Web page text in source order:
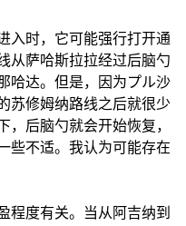
入时，它可能强行打开通
从萨哈斯拉拉经过后脑勺
哈达。但是，因为プル沙
苏修姆纳路线之后就很少
，后脑勺就会开始恢复，
些不适。我认为可能存在
程度有关。当从阿吉纳到